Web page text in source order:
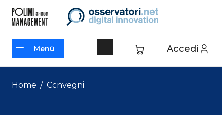
contenuto
Accedi
Menù
Menù
Home / Convegni